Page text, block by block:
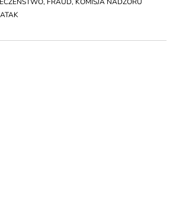
, FRAUD, KOMISJA NADZORU